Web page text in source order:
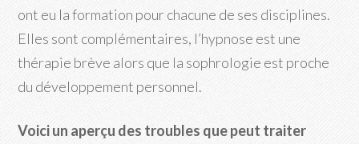
ont eu la formation pour chacune de ses disciplines.
Elles sont complémentaires, l’hypnose est une
thérapie brève alors que la sophrologie est proche
du développement personnel.
Voici un aperçu des troubles que peut traiter